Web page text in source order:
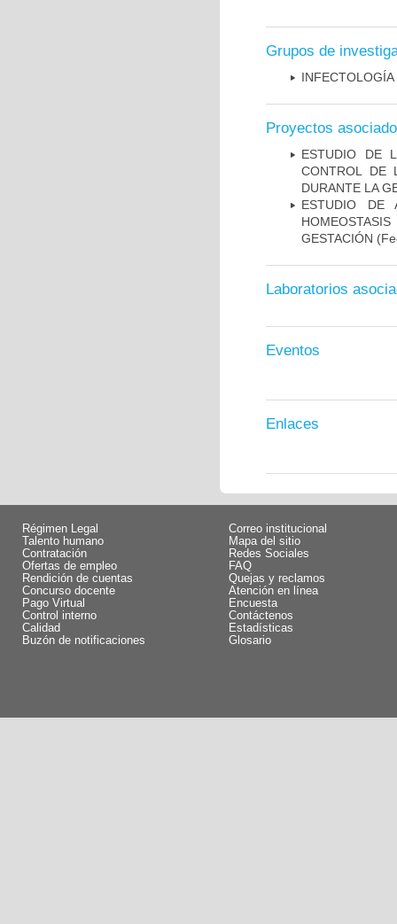
Grupos de
Proyectos
ESTUDIO DE
CONTROL DE
DURANTE LA
ESTUDIO DE
GESTACIÓN
Laboratorios
Eventos
Enlaces
Régimen Legal
Talento humano
Contratación
Ofertas de empleo
Rendición de cuentas
Concurso docente
Pago Virtual
Control interno
Calidad
Buzón de notificaciones
Correo institucional
Mapa del sitio
Redes Sociales
FAQ
Quejas y reclamos
Atención en línea
Encuesta
Contáctenos
Estadísticas
Glosario